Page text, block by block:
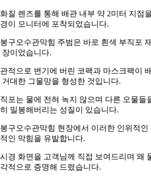
질 렌즈를 통해 배관 내부 약 2미터 지점
이 모니터에 포착되었습니다.
구오수관막힘 주범은 바로 흰색 부직포
장이었습니다.
적으로 변기에 버린 코팩과 마스크팩이
거대한 그물망을 형성한 것입니다.
포는 물에 전혀 녹지 않으며 다른 오물들
밀봉해버리는 성질이 있습니다.
구오수관막힘 현장에서 이러한 인위적
인 막힘을 유발합니다.
경 화면을 고객님께 직접 보여드리며 왜
적으로 증명해 드렸습니다.